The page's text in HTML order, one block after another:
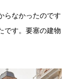
らなかったのです
です。要塞の建物